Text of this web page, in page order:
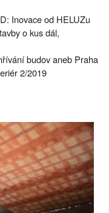
Inovace od HELUZu
o kus dál,
budov aneb Praha
2/2019